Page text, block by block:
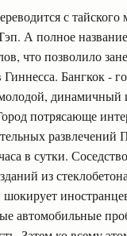
с тайского
А полное
что позволило
Бангкок -
динамичный
потрясающе
развлечений
в сутки.
из
автомобильные